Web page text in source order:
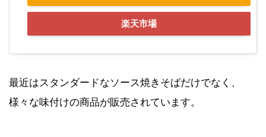
楽天市場
最近はスタンダードなソース焼きそばだけでなく、
様々な味付けの商品が販売されています。